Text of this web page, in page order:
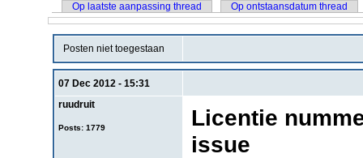
Op laatste aanpassing thread Op ontstaansdatum thread
Posten niet toegestaan
07 Dec 2012 - 15:31
ruudruit
Posts: 1779
Licentie
issue